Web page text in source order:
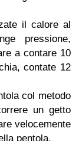
il calore al
pressione,
a contare 10
contate 12
col metodo
un getto
velocemente
pentola.